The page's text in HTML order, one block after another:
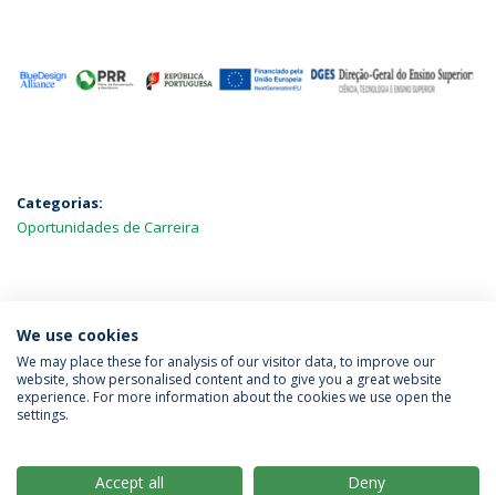
Categorias:
Oportunidades de Carreira
MAIS NOTÍCIAS
Política de Privacidade
Termos & Condições
We use cookies
We may place these for analysis of our visitor data, to improve our
website, show personalised content and to give you a great website
experience. For more information about the cookies we use open the
settings.
Accept all Deny